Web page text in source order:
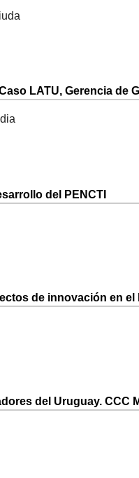
LATU, Gerencia de
del PENCTI
de innovación en
del Uruguay. CCC